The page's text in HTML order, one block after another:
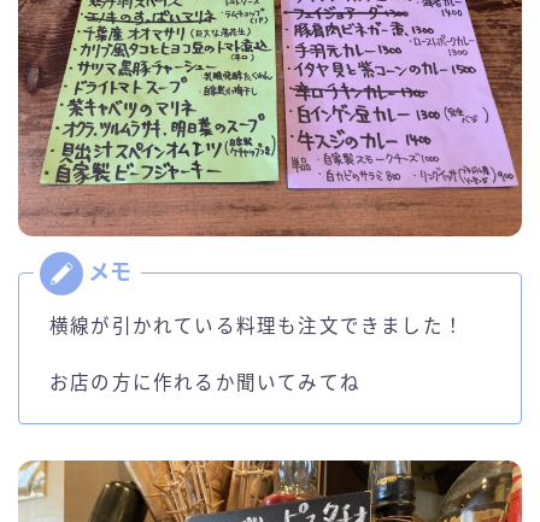
横線が引かれている料理も注文できました！
お店の方に作れるか聞いてみてね